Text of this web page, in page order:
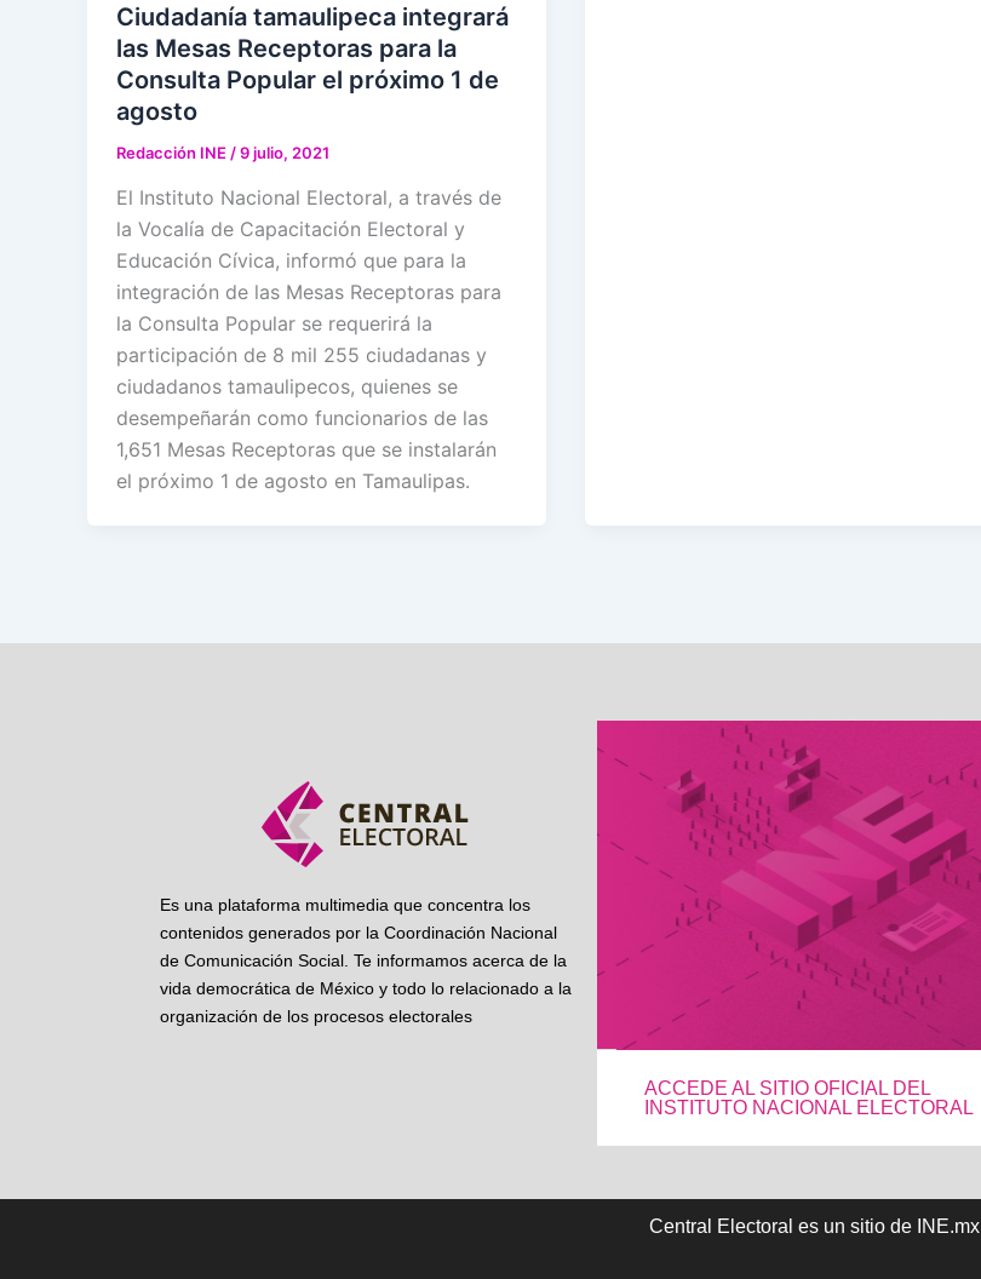
Ciudadanía tamaulipeca integrará
las Mesas Receptoras para la
Consulta Popular el próximo 1 de
agosto
Redacción INE /9 julio, 2021
El Instituto Nacional Electoral, a través de
la Vocalía de Capacitación Electoral y
Educación Cívica, informó que para la
integración de las Mesas Receptoras para
la Consulta Popular se requerirá la
participación de 8 mil 255 ciudadanas y
ciudadanos tamaulipecos, quienes se
desempeñarán como funcionarios de las
1,651 Mesas Receptoras que se instalarán
el próximo 1 de agosto en Tamaulipas.
Es una plataforma multimedia que concentra los
contenidos generados por la Coordinación Nacional
de Comunicación Social. Te informamos acerca de la
vida democrática de México y todo lo relacionado a la
organización de los procesos electorales
ACCEDE AL SITIO OFICIAL DEL
INSTITUTO NACIONAL ELECTORAL
Central Electoral es un sitio de INE.mx